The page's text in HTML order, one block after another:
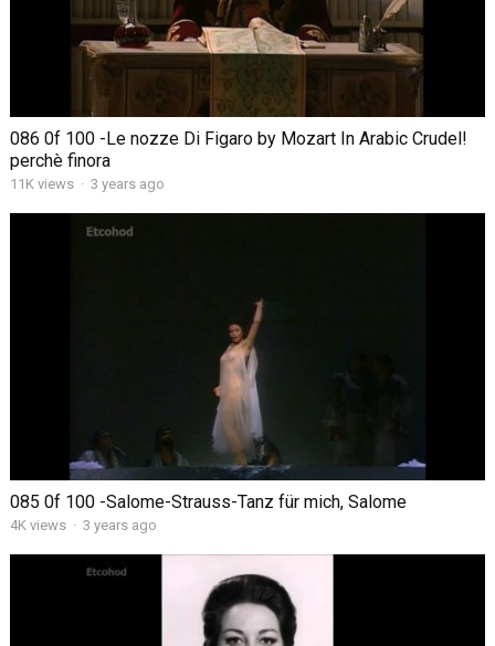
086 0f 100 -Le nozze Di Figaro by Mozart In Arabic Crudel!
perchè finora
11K views · 3 years ago
085 0f 100 -Salome-Strauss-Tanz für mich, Salome
4K views · 3 years ago